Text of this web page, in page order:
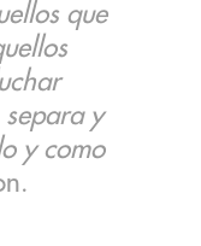
que
separa y
y como